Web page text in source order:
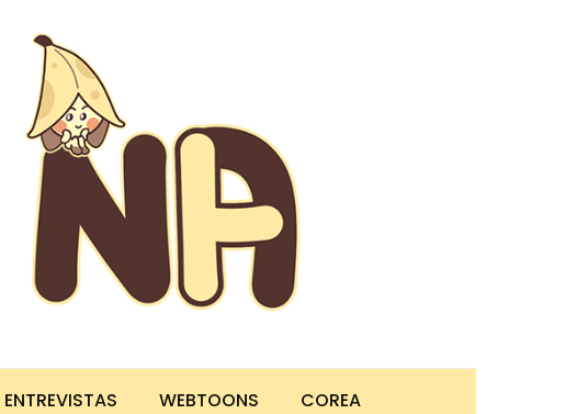
ENTREVISTAS WEBTOONS COREA